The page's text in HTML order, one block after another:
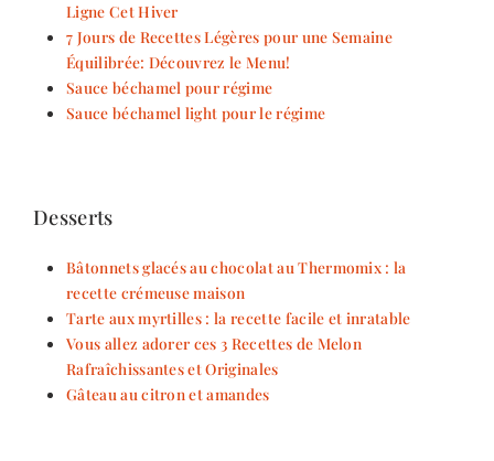
Ligne Cet Hiver
7 Jours de Recettes Légères pour une Semaine
Équilibrée: Découvrez le Menu!
Sauce béchamel pour régime
Sauce béchamel light pour le régime
Desserts
Bâtonnets glacés au chocolat au Thermomix : la
recette crémeuse maison
Tarte aux myrtilles : la recette facile et inratable
Vous allez adorer ces 3 Recettes de Melon
Rafraîchissantes et Originales
Gâteau au citron et amandes